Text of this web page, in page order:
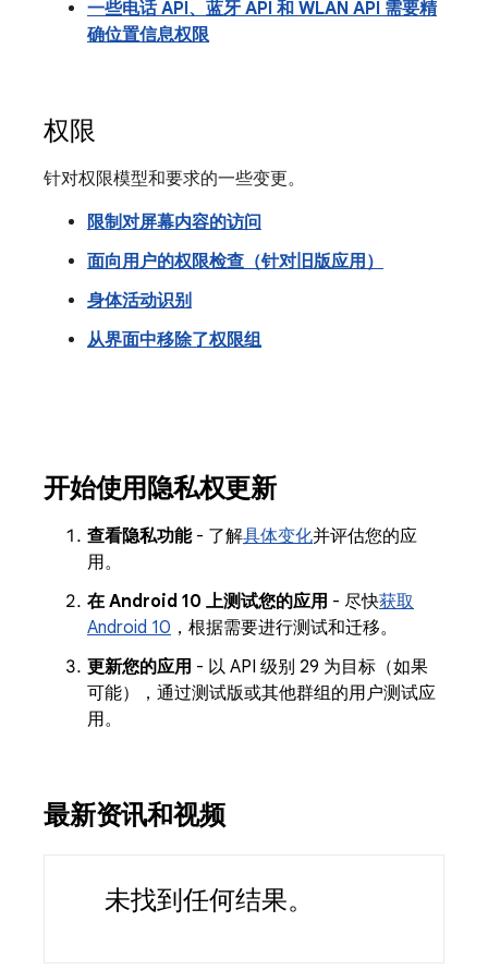
一些电话 API、蓝牙 API 和 WLAN API 需要精
确位置信息权限
权限
针对权限模型和要求的一些变更。
限制对屏幕内容的访问
面向用户的权限检查（针对旧版应用）
身体活动识别
从界面中移除了权限组
开始使用隐私权更新
查看隐私功能- 了解具体变化并评估您的应
用。
在 Android 10 上测试您的应用 - 尽快获取
Android 10 ，根据需要进行测试和迁移。
更新您的应用 - 以 API 级别 29 为目标（如果
可能），通过测试版或其他群组的用户测试应
用。
最新资讯和视频
未找到任何结果。